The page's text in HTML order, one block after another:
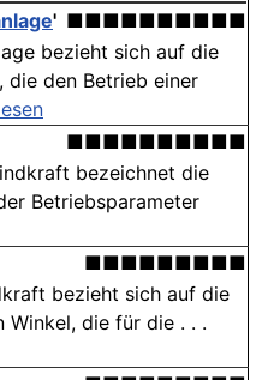
' ■■■■■■■■■■
bezieht sich auf die
die den Betrieb einer
■■■■■■■■■■
bezeichnet die
Betriebsparameter
■■■■■■■■■
bezieht sich auf die
Winkel, die für die . . .